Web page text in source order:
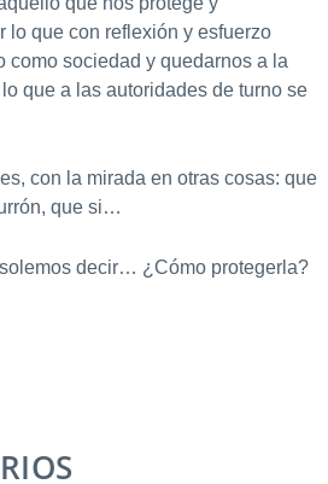
lo que con reflexión y esfuerzo
como sociedad y quedarnos a la
que a las autoridades de turno se
con la mirada en otras cosas: que
que si…
decir… ¿Cómo protegerla?